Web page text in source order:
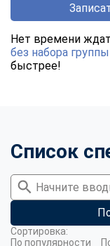
Нет времени
без набора группы
быстрее!
Список
Сортировка:
По популярности